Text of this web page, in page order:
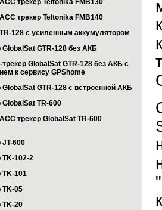
трекер Teltonika FMB130
трекер Teltonika FMB140
128 с усиленным аккумулятором
GlobalSat GTR-128 без АКБ
трекер GlobalSat GTR-128 без АКБ с
к сервису GPShome
GlobalSat GTR-128 с встроенной АКБ
GlobalSat TR-600
трекер GlobalSat TR-600
JT-600
TK-102-2
TK-101
TK-05
TK-20